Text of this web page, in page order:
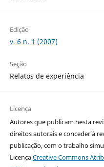
Edição
v. 6 n. 1 (2007)
Seção
Relatos de experiência
Licença
Autores que publicam nesta
direitos autorais e conceder à
publicação, com o trabalho
LicençaCreative Commons